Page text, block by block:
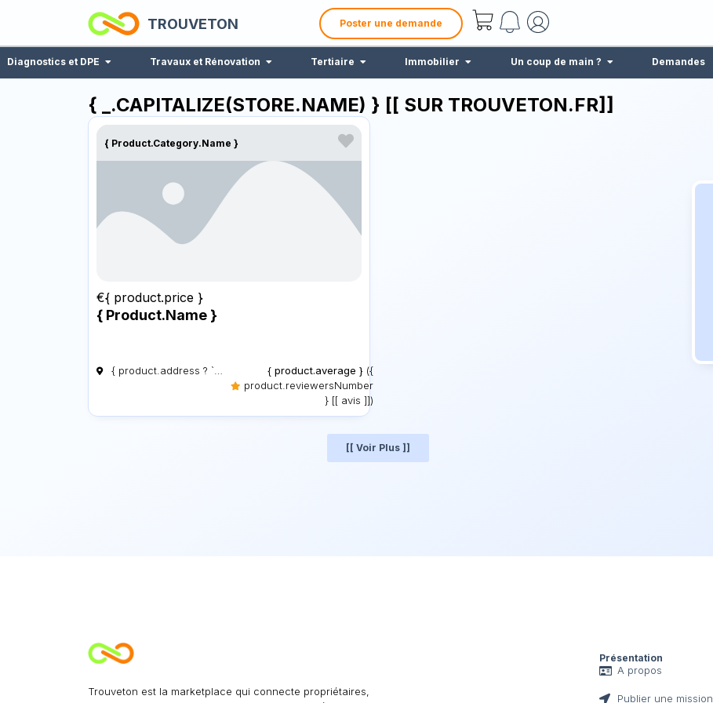
TROUVETON Poster une demande
Diagnostics et DPE Travaux et Rénovation Tertiaire Immobilier Un coup de main ? Demandes
{ _.CAPITALIZE(STORE.NAME) } [[ SUR TROUVETON.FR]]
{ Product.category.name }
€{ product.price }
{ Product.name }
{ product.average } ({
product.reviewersNumber
} [[ avis ]])
[[ Voir Plus ]]
Trouveton est la marketplace qui connecte propriétaires,
Présentation
A propos
Publier une mission